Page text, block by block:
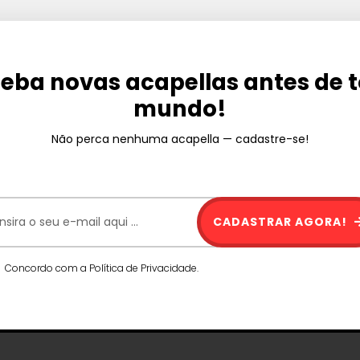
novas acapellas antes de
mundo!
Não perca nenhuma acapella — cadastre-se!
Concordo com a Política de Privacidade.
CADASTRAR AGORA!